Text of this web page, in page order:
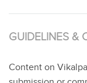
GUIDELINES &
Content on